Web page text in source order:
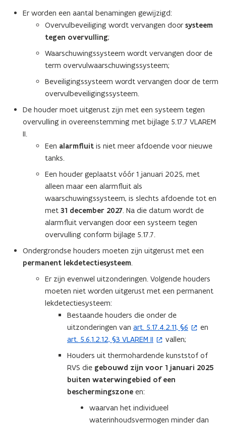
t
e
r
)
Er worden een aantal benamingen gewijzigd:
Overvulbeveiliging wordt vervangen door systeem
tegen overvulling;
Waarschuwingssysteem wordt vervangen door de
term overvulwaarschuwingssysteem;
Beveiligingssysteem wordt vervangen door de term
overvulbeveiligingssysteem.
De houder moet uitgerust zijn met een systeem tegen
overvulling in overeenstemming met bijlage 5.17.7 VLAREM
II.
Een alarmfluit is niet meer afdoende voor nieuwe
tanks.
Een houder geplaatst vóór 1 januari 2025, met
alleen maar een alarmfluit als
waarschuwingssysteem, is slechts afdoende tot en
met 31 december 2027. Na die datum wordt de
alarmfluit vervangen door een systeem tegen
overvulling conform bijlage 5.17.7.
Ondergrondse houders moeten zijn uitgerust met een
permanent lekdetectiesysteem.
Er zijn evenwel uitzonderingen. Volgende houders
moeten niet worden uitgerust met een permanent
lekdetectiesysteem:
Bestaande houders die onder de
uitzonderingen van art. 5.17.4.2.11, §6
(
o
p
e
n
n
en
art. 5.6.1.2.12, §3 VLAREM II
(
o
p
e
n
vallen;
Houders uit thermohardende kunststof of
RVS die gebouwd zijn voor 1 januari 2025
buiten waterwingebied of een
beschermingszone en:
waarvan het individueel
waterinhoudsvermogen minder dan